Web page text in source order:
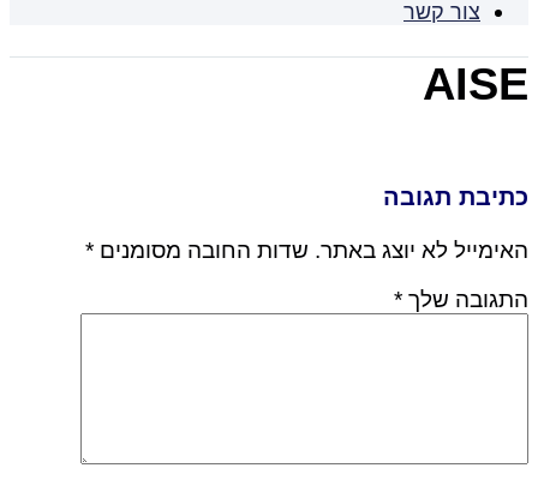
צור קשר
AISE
כתיבת תגובה
האימייל לא יוצג באתר. שדות החובה מסומנים *
התגובה שלך *